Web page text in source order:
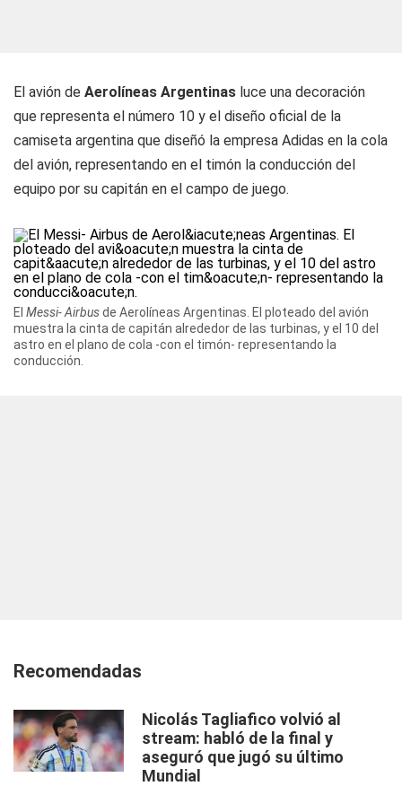
El avión de Aerolíneas Argentinas luce una decoración
que representa el número 10 y el diseño oficial de la
camiseta argentina que diseñó la empresa Adidas en la cola
del avión, representando en el timón la conducción del
equipo por su capitán en el campo de juego.
El Messi- Airbusde Aerolíneas Argentinas. El ploteado del avión
muestra la cinta de capitán alrededor de las turbinas, y el 10 del
astro en el plano de cola -con el timón- representando la
conducción.
Recomendadas
Nicolás Tagliafico volvió al
stream: habló de la final y
aseguró que jugó su último
Mundial